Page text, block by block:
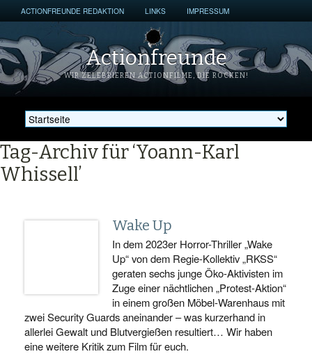
ACTIONFREUNDE REDAKTION LINKS IMPRESSUM
Actionfreunde
WIR ZELEBRIEREN ACTIONFILME, DIE ROCKEN!
Tag-Archiv für ‘Yoann-Karl
Whissell’
Wake Up
In dem 2023er Horror-Thriller „Wake
Up“ von dem Regie-Kollektiv „RKSS“
geraten sechs junge Öko-Aktivisten im
Zuge einer nächtlichen „Protest-Aktion“
in einem großen Möbel-Warenhaus mit
zwei Security Guards aneinander – was kurzerhand in
allerlei Gewalt und Blutvergießen resultiert… Wir haben
eine weitere Kritik zum Film für euch.